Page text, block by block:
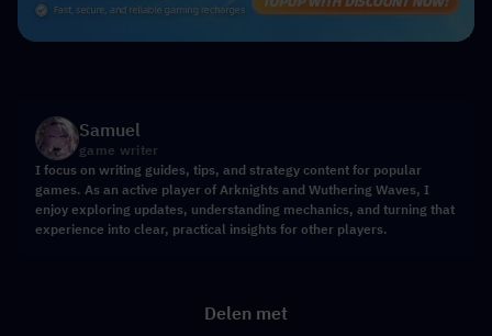
Samuel
game writer
I focus on writing guides, tips, and strategy content for popular
games. As an active player of Arknights and Wuthering Waves, I
enjoy exploring updates, understanding mechanics, and turning that
experience into clear, practical insights for other players.
Delen met